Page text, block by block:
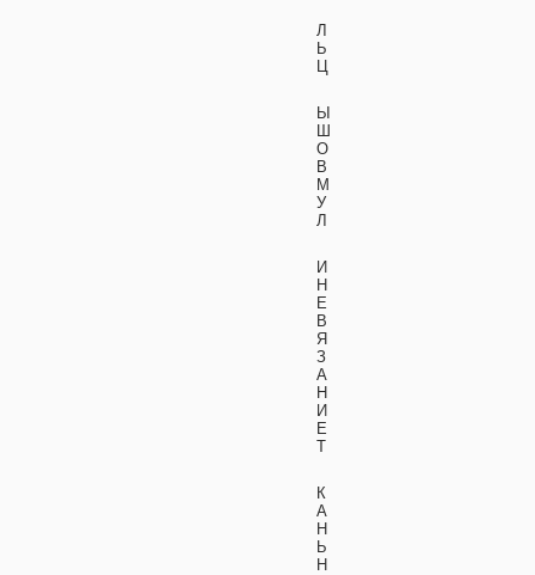
Л
Ь
Ц
Ы
Ш
О
В
М
У
Л
И
Н
Е
В
Я
З
А
Н
И
Е
Т
К
А
Н
Ь
Н